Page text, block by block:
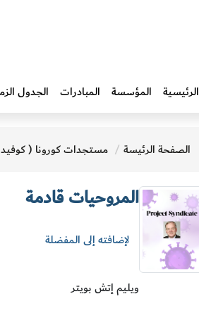
الرئيسية المؤسسة المبادرات‎ الجدول
الصفحة الرئيسة مستجدات كورونا ( كوفيد -
المروحيات قادمة
لإضافته إلى المفضلة
ويليم إتش بويتر